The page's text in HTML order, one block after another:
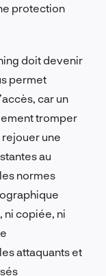
protection
doit devenir
permet
car un
tromper
une
au
normes
ni copiée, ni
attaquants et